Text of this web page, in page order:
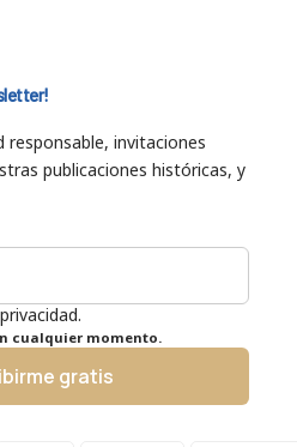
responsable, invitaciones
publicaciones históricas, y
cualquier momento.
gratis